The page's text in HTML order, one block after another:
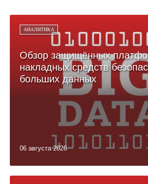
АНАЛИТИКА
Обзор защищённых
накладных средств
больших данных
06 августа 2026